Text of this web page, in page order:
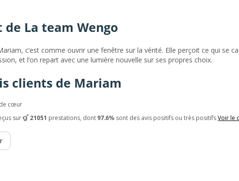
de La team Wengo
c’est comme ouvrir une fenêtre sur la vérité. Elle perçoit ce qui se
et l’on repart avec une lumière nouvelle sur ses propres choix.
clients de Mariam
cœur
sur 21051 prestations, dont97.6% sont des avis positifs ou très positifsVoir le